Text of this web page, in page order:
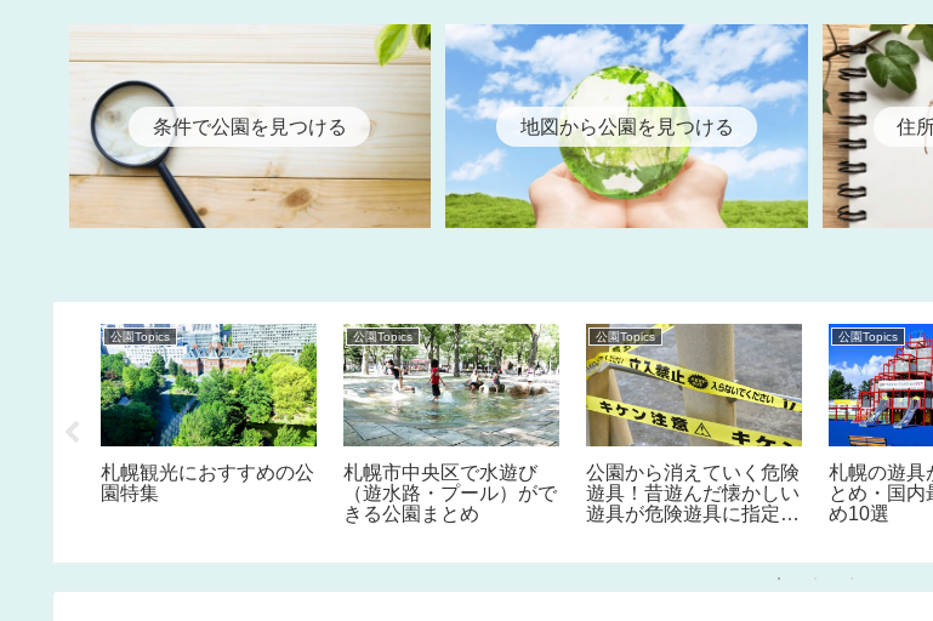
条件で公園を見つける 地図から公園を見つける 住
公園Topics
札幌観光におすすめの公
園特集
公園Topics
札幌市中央区で水遊び
（遊水路・プール）がで
きる公園まとめ
公園Topics
公園から消えていく危険
遊具！昔遊んだ懐かしい
遊具が危険遊具に指定さ
公園Topics
札幌の遊具
とめ・国内
め10選